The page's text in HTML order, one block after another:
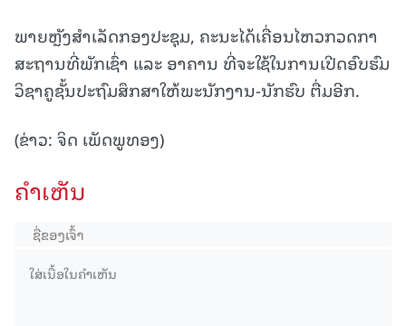
ພາຍຫຼັງສໍາເລັດກອງປະຊຸມ, ຄະນະໄດ້ເຄື່ອນໄຫວກວດກາ
ສະຖານທີ່ພັກເຊົ່າ ແລະ ອາຄານ ທີ່ຈະໃຊ້ໃນການເປີດອົບຮົມ
ວິຊາຄູຊັ້ນປະຖົມສຶກສາໃຫ້ພະນັກງານ-ນັກຮົບ ຕື່ມອີກ.
(ຂ່າວ: ຈິດ ເພັດພູທອງ)
ຄໍາເຫັນ